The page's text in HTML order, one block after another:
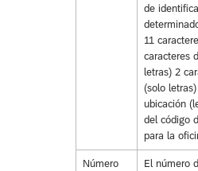
de
11
caracteres
letras) 2
(solo
ubicación
del código
para la
Número
El número